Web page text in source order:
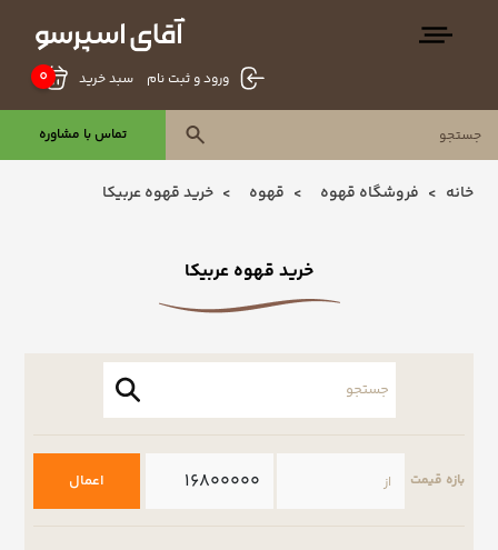
ورود و ثبت نام 0 سبد خرید
تماس با مشاوره
خانه فروشگاه قهوه قهوه خرید قهوه عربیکا
خرید قهوه عربیکا
بازه قیمت اعمال